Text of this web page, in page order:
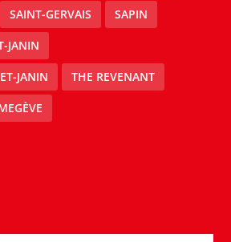
SAINT-GERVAIS SAPIN
JANIN
JANIN THE REVENANT